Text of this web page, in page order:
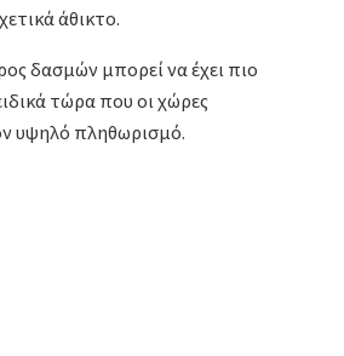
άθικτο.
δασμών μπορεί να έχει πιο
τώρα που οι χώρες
υψηλό πληθωρισμό.